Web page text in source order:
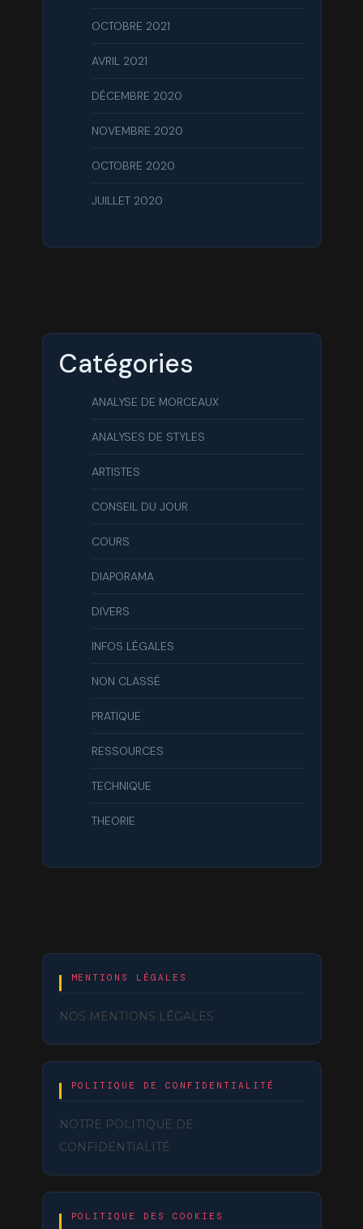
OCTOBRE 2021
AVRIL 2021
DÉCEMBRE 2020
NOVEMBRE 2020
OCTOBRE 2020
JUILLET 2020
Catégories
ANALYSE DE MORCEAUX
ANALYSES DE STYLES
ARTISTES
CONSEIL DU JOUR
COURS
DIAPORAMA
DIVERS
INFOS LÉGALES
NON CLASSÉ
PRATIQUE
RESSOURCES
TECHNIQUE
THEORIE
MENTIONS LÉGALES
NOS MENTIONS LÉGALES
POLITIQUE DE CONFIDENTIALITÉ
NOTRE POLITIQUE DE
CONFIDENTIALITÉ
POLITIQUE DES COOKIES